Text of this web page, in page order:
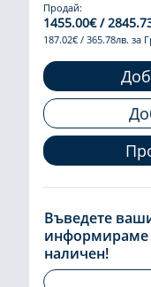
Продай:
1455.00€ /
187.02€ / 365.78лв. за
Въведете
информираме
наличен!